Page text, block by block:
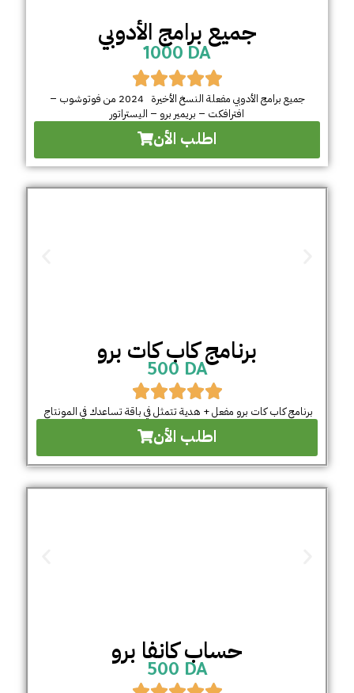
جميع برامج الأدوبي
1000 DA
جميع برامج الأدوبي مفعلة النسخ الأخيرة 2024 من فوتوشوب –
افترافكت – بريمير برو – اليستراتور
اطلب الأن
برنامج كاب كات برو
500 DA
برنامج كاب كات برو مفعل + هدية تتمثل في باقة تساعدك في المونتاج
اطلب الأن
حساب كانفا برو
500 DA